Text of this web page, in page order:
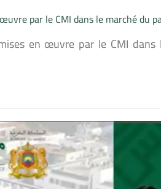
par le CMI dans le marché du
en œuvre par le CMI